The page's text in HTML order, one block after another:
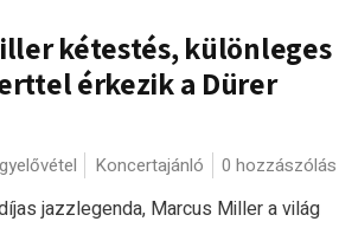
kétestés, különleges
érkezik a Dürer
Koncertajánló 0 hozzászólás
jazzlegenda, Marcus Miller a világ